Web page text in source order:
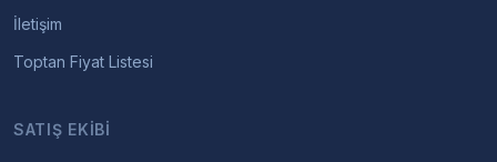
İletişim
Toptan Fiyat Listesi
SATIŞ EKIBI